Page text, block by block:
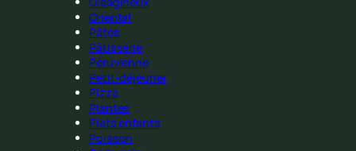
Oriental
Pâtes
Pâtisserie
Péruvienne
Petit-déjeuner
Pizza
Plantes
Plats enfants
Poisson